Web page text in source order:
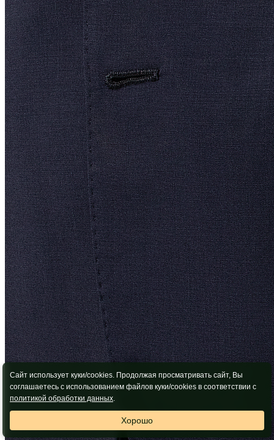
Сайт использует куки/cookies. Продолжая просматривать сайт, Вы
соглашаетесь с использованием файлов куки/cookies в соответствии с
политикой обработки данных.
Хорошо